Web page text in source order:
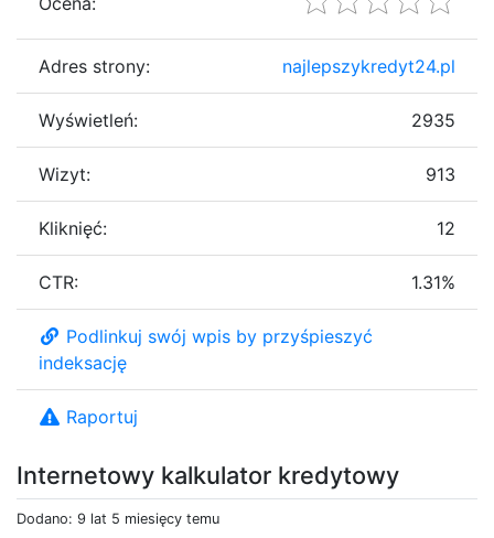
Internetowy kalkulator kredytowy
Dodano: 9 lat 5 miesięcy temu
Adres strony: najlepszykredyt24.pl
Wyświetleń: 2935
Wizyt: 913
Kliknięć: 12
CTR: 1.31%
Podlinkuj swój wpis by przyśpieszyć
indeksację
Raportuj